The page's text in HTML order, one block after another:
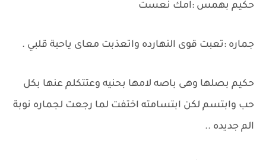
حكيم بهمس :امك نعست
جماره :تعبت قوى النهارده واتعذبت معاى ياحبة قلبي .
حكيم بصلها وهى باصه لامها بحنيه وعتتكلم عنها بكل
حب وابتسم لكن ابتسامته اختفت لما رجعت لجماره نوبة
الم جديده ..